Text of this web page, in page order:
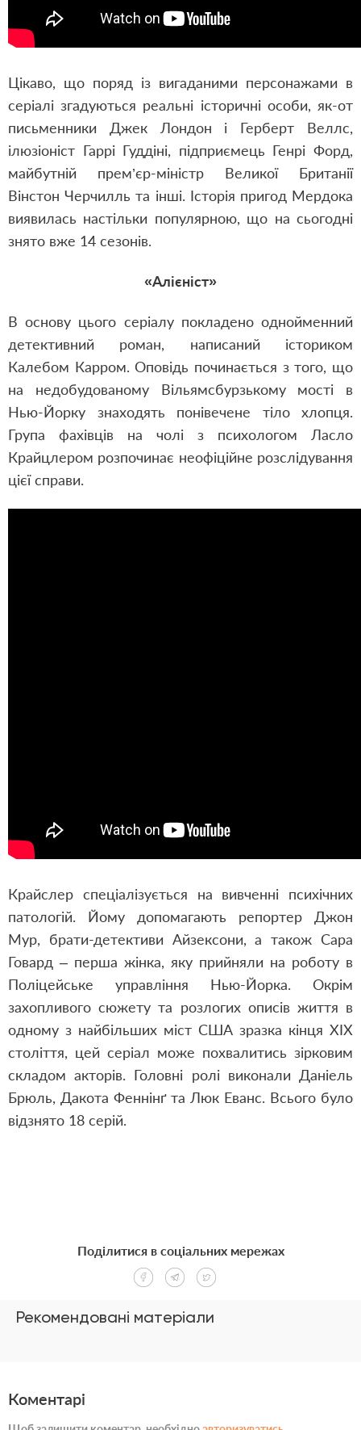
Цікаво, що поряд із вигаданими персонажами в
серіалі згадуються реальні історичні особи, як-от
письменники Джек Лондон і Герберт Веллс,
ілюзіоніст Гаррі Гуддіні, підприємець Генрі Форд,
майбутній прем’єр-міністр Великої Британії
Вінстон Черчилль та інші. Історія пригод Мердока
виявилась настільки популярною, що на сьогодні
знято вже 14 сезонів.
«Алієніст»
В основу цього серіалу покладено однойменний
детективний роман, написаний істориком
Калебом Карром. Оповідь починається з того, що
на недобудованому Вільямсбурзькому мості в
Нью-Йорку знаходять понівечене тіло хлопця.
Група фахівців на чолі з психологом Ласло
Крайцлером розпочинає неофіційне розслідування
цієї справи.
Крайслер спеціалізується на вивченні психічних
патологій. Йому допомагають репортер Джон
Мур, брати-детективи Айзексони, а також Сара
Говард – перша жінка, яку прийняли на роботу в
Поліцейське управління Нью-Йорка. Окрім
захопливого сюжету та розлогих описів життя в
одному з найбільших міст США зразка кінця ХІХ
століття, цей серіал може похвалитись зірковим
складом акторів. Головні ролі виконали Даніель
Брюль, Дакота Феннінґ та Люк Еванс. Всього було
відзнято 18 серій.
Рекомендовані матеріали
Поділитися в соціальних мережах
Коментарі